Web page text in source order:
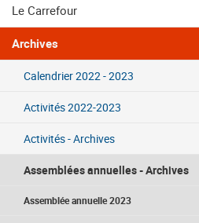
Le Carrefour
Archives
Calendrier 2022 - 2023
Activités 2022-2023
Activités - Archives
Assemblées annuelles - Archives
Assemblée annuelle 2023